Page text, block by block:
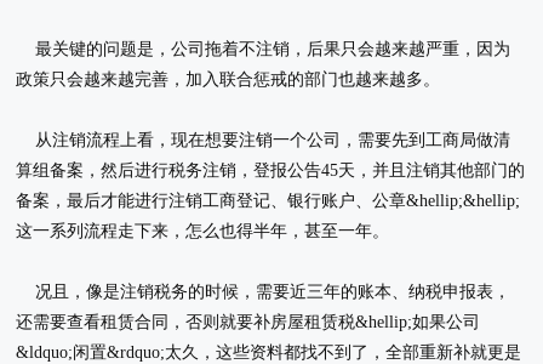
最关键的问题是，公司拖着不注销，后果只会越来越严重，因为
政策只会越来越完善，加入联合惩戒的部门也越来越多。
从注销流程上看，现在想要注销一个公司，需要先到工商局做清
算组备案，然后进行税务注销，登报公告45天，并且注销其他部门的
备案，最后才能进行注销工商登记、银行账户、公章&hellip;&hellip;
这一系列流程走下来，怎么也得半年，甚至一年。
况且，像是注销税务的时候，需要近三年的账本、纳税申报表，
还需要查看租赁合同，否则就要补房屋租赁税&hellip;如果公司
&ldquo;闲置&rdquo;太久，这些资料都找不到了，全部重新补就更是